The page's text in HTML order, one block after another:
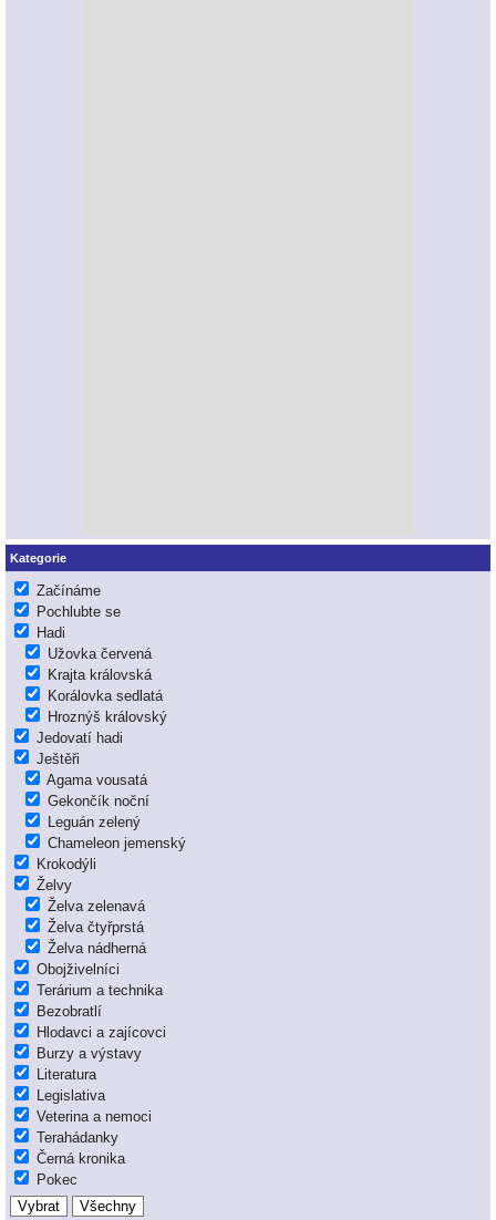
Kategorie
Začínáme
Pochlubte se
Hadi
Užovka červená
Krajta královská
Korálovka sedlatá
Hroznýš královský
Jedovatí hadi
Ještěři
Agama vousatá
Gekončík noční
Leguán zelený
Chameleon jemenský
Krokodýli
Želvy
Želva zelenavá
Želva čtyřprstá
Želva nádherná
Obojživelníci
Terárium a technika
Bezobratlí
Hlodavci a zajícovci
Burzy a výstavy
Literatura
Legislativa
Veterina a nemoci
Terahádanky
Černá kronika
Pokec